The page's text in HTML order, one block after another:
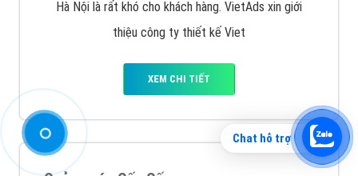
Chat hỗ trợ
Công ty SEO Website